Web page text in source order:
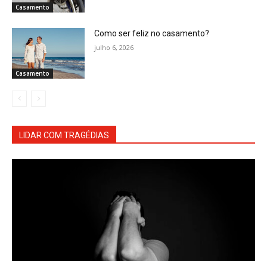
Casamento
Casamento
Como ser feliz no casamento?
julho 6, 2026
LIDAR COM TRAGÉDIAS